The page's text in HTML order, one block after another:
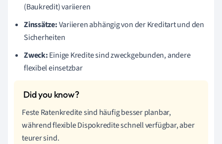
(Baukredit) variieren
Zinssätze:Variieren abhängig von der Kreditart und den
Sicherheiten
Zweck:Einige Kredite sind zweckgebunden, andere
flexibel einsetzbar
Feste Ratenkredite sind häufig besser planbar,
während flexible Dispokredite schnell verfügbar, aber
teurer sind.